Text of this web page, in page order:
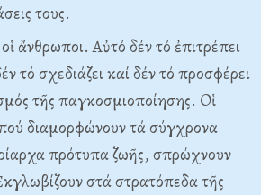
τους.
ἄνθρωποι. Aὐτό δέν τό ἐπιτρέπει
τό σχεδιάζει καί δέν τό προσφέρει
τῆς παγκοσμιοποίησης. Oἱ
διαμορφώνουν τά σύγχρονα
πρότυπα ζωῆς, σπρώχνουν
στά στρατόπεδα τῆς